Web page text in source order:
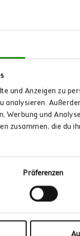
und Anzeigen zu
analysieren.
Werbung und
zusammen, die du
Präferenzen